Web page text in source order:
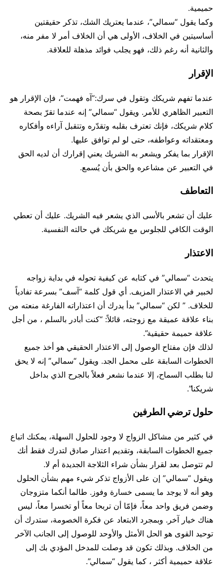
حميمية.
وكما يقول “سمالي”، عندما يعتريك الشك، تذكر حقيقتين
أساسيتين في الخلاف، الأولى هي أن الخلاف أمر لا مفر منه،
والثانية أنه رغم ذلك، فهو يجلب فوائد مذهلة للعلاقة.
الإقرار
عندما تفهم شريكك وتقول في سرك:”آه فهمت”، فإن الإقرار هو
التعبير الظاهري للأمر. ويقول “سمالي” إنه عندما تقرّ بصحة
كلام شريكك، فإنك تعترف بقلبه وتقدّره وتتقبل آراءه وأفكاره
ومعتقداته وعواطفه، حتى لو لم توافق عليها.
الإقرار بما يفكر ويشعر به الشريك يعني إقرارك أن لديه الحق
في التعبير عن مشاعره والحق بأن يُسمع.
التعاطف
عليك أن تشعر بالأسى الذي يشعر فيه الشريك. عليك أن تعطي
الوقت الكافي للجلوس مع شريكك في حالته النفسية.
الاعتذار
يتحدث “سمالي” في كتابه عن كيفية تحوله في بداية زواجه
لخبير في الاعتذار المزيف. أي قول كلمة “آسف” بسرعة تفادياً
للخلاف. ” لكن “سمالي” بدأ يدرك أن اعتذاراته الفارغة منعته من
بناء علاقة عميقة مع زوجته، قائلاً: “كنت أبادر بالسلم ، من أجل
علاقة حميمة حقيقية”.
لذلك فإن مفتاح الوصول إلى الاعتذار الحقيقي هو أخذ جميع
الخطوات السابقة على محمل الجد. ويقول “سمالي” إنه لا يحق
لنا بطلب السماح، إلا عندما نشعر فعلاً بالجرح الذي بداخل
شريكنا”.
حلول ترضي الطرفين
في كثير من مشاكل الزواج لا وجود للحلول السهلة، يمكنك اتباع
جميع الخطوات السابقة، وتقديم اعتذار صادق لتدرك فقط أنك
لم تتوصل بعد لقرار بشأن شراء الثلاجة الجديدة أم لا.
ويقول “سمالي” إن على الأزواج تذكر شيء مهم بشأن الحلول
وهو أنه لا يوجد ما يسمى خسارة وفوز. طالما أنكما متزوجان
وضمن فريق واحد معاً، فإمّا أن تربحا معاً أو تخسرا معاً، ليس
هناك خيار آخر. وبمجرد الابتعاد عن فكرة الخصومة، ستدرك أن
توحيد القوى هو الحل الأمثل والأوحد للوصول إلى الجانب الآخر
من الخلاف. وبذلك تكون قد وصلت للمدخل المؤدي بك إلى
علاقة حميمية أكثر ، كما يقول “سمالي”.